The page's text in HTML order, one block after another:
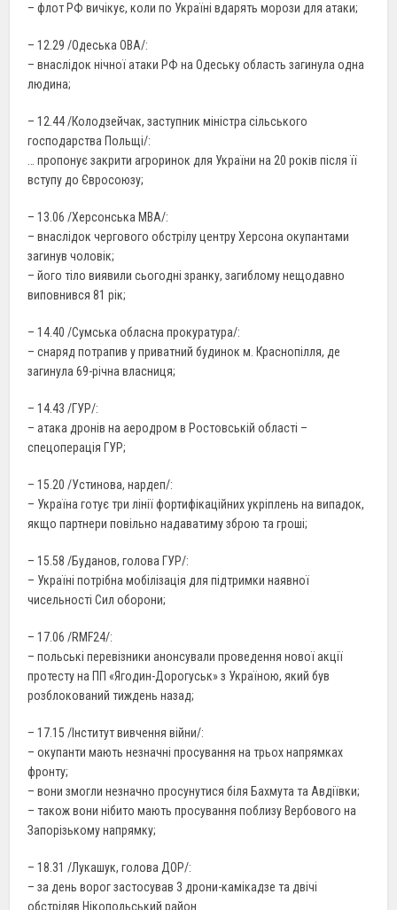
– флот РФ вичікує, коли по Україні вдарять морози для атаки;
– 12.29 /Одеська ОВА/:
– внаслідок нічної атаки РФ на Одеську область загинула одна
людина;
– 12.44 /Колодзейчак, заступник міністра сільського
господарства Польщі/:
… пропонує закрити агроринок для України на 20 років після її
вступу до Євросоюзу;
– 13.06 /Херсонська МВА/:
– внаслідок чергового обстрілу центру Херсона окупантами
загинув чоловік;
– його тіло виявили сьогодні зранку, загиблому нещодавно
виповнився 81 рік;
– 14.40 /Сумська обласна прокуратура/:
– снаряд потрапив у приватний будинок м. Краснопілля, де
загинула 69-річна власниця;
– 14.43 /ГУР/:
– атака дронів на аеродром в Ростовській області –
спецоперація ГУР;
– 15.20 /Устинова, нардеп/:
– Україна готує три лінії фортифікаційних укріплень на випадок,
якщо партнери повільно надаватиму зброю та гроші;
– 15.58 /Буданов, голова ГУР/:
– Україні потрібна мобілізація для підтримки наявної
чисельності Сил оборони;
– 17.06 /RMF24/:
– польські перевізники анонсували проведення нової акції
протесту на ПП «Ягодин-Дорогуськ» з Україною, який був
розблокований тиждень назад;
– 17.15 /Інститут вивчення війни/:
– окупанти мають незначні просування на трьох напрямках
фронту;
– вони змогли незначно просунутися біля Бахмута та Авдіївки;
– також вони нібито мають просування поблизу Вербового на
Запорізькому напрямку;
– 18.31 /Лукашук, голова ДОР/:
– за день ворог застосував 3 дрони-камікадзе та двічі
обстріляв Нікопольський район.